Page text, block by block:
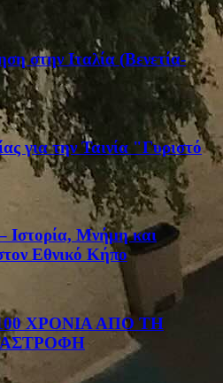
στην Ιταλία (Βενετία-
για την Ταινία "Γυριστό
Ιστορία, Μνήμη και
Εθνικό Κήπο
ΧΡΟΝΙΑ ΑΠΟ ΤΗ